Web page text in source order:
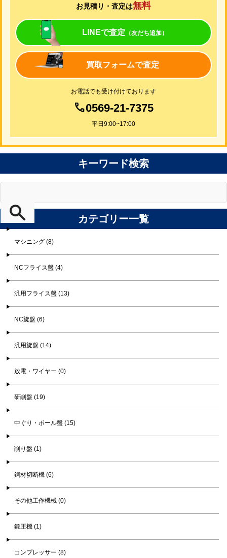
お見積り・査定は無料
LINEで査定 （友だち追加）
買取フォームで査定
お電話でも受け付けております
0569-21-7375
平日9:00~17:00
キーワード検索
カテゴリー一覧
マシニング (8)
NCフライス盤 (4)
汎用フライス盤 (13)
NC旋盤 (6)
汎用旋盤 (14)
放電・ワイヤー (0)
研削盤 (19)
中ぐり・ボール盤 (15)
削り盤 (1)
鋼材切断機 (6)
その他工作機械 (0)
鍛圧機 (1)
コンプレッサー (8)